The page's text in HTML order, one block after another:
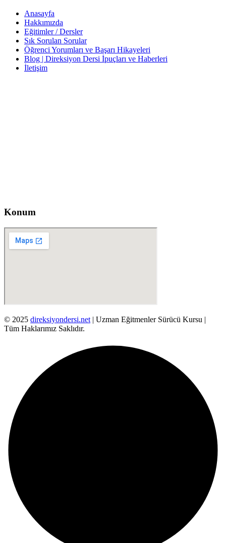
Anasayfa
Hakkımızda
Eğitimler / Dersler
Sık Sorulan Sorular
Öğrenci Yorumları ve Başarı Hikayeleri
Blog | Direksiyon Dersi İpuçları ve Haberleri
İletişim
Konum
© 2025 direksiyondersi.net | Uzman Eğitmenler Sürücü Kursu |
Tüm Haklarımız Saklıdır.